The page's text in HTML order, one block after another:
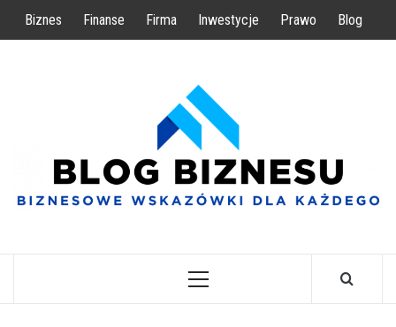
Biznes Finanse Firma Inwestycje Prawo Blog
Menu